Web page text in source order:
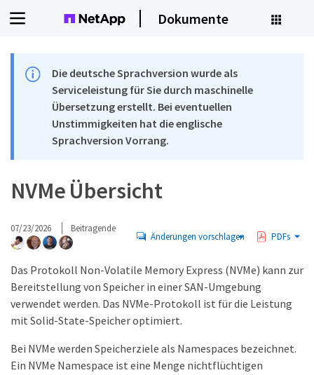
Dokumente
Die deutsche Sprachversion wurde als
Serviceleistung für Sie durch maschinelle
Übersetzung erstellt. Bei eventuellen
Unstimmigkeiten hat die englische
Sprachversion Vorrang.
NVMe Übersicht
07/23/2026 Beitragende
Änderungen vorschlagen PDFs
Das Protokoll Non-Volatile Memory Express (NVMe) kann zur
Bereitstellung von Speicher in einer SAN-Umgebung
verwendet werden. Das NVMe-Protokoll ist für die Leistung
mit Solid-State-Speicher optimiert.
Bei NVMe werden Speicherziele als Namespaces bezeichnet.
Ein NVMe Namespace ist eine Menge nichtflüchtigen